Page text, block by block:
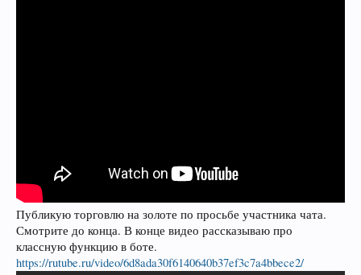
Публикую торговлю на золоте по просьбе участника чата.
Смотрите до конца. В конце видео рассказываю про
классную функцию в боте.
https://rutube.ru/video/6d8ada30f6140640b37ef3c7a4bbece2/